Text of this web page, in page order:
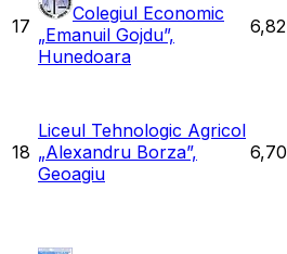
17
Colegiul Economic
„Emanuil Gojdu”,
Hunedoara
6,82
18
Liceul Tehnologic Agricol
„Alexandru Borza”,
Geoagiu
6,70